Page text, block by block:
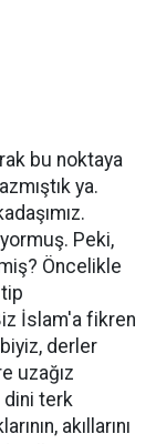
bu noktaya
ya.
Peki,
Öncelikle
İslam'a fikren
derler
uzağız
dini terk
akıllarını